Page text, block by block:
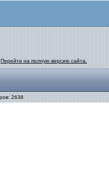
Перейти на полную версию сайта.
2638